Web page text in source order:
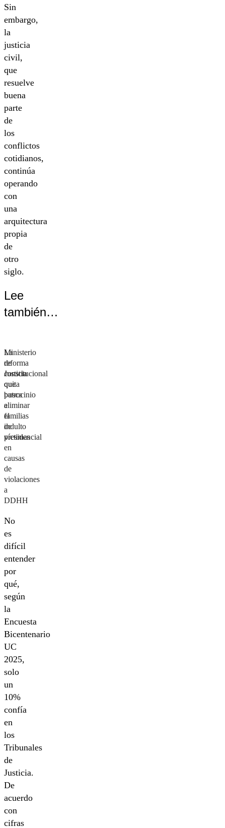
Sin
embargo,
la
justicia
civil,
que
resuelve
buena
parte
de
los
conflictos
cotidianos,
continúa
operando
con
una
arquitectura
propia
de
otro
siglo.
Lee
también…
Ministerio
de
Justicia
quita
patrocinio
a
familias
de
víctimas
en
causas
de
violaciones
a
DDHH
La
reforma
constitucional
que
busca
eliminar
el
indulto
presidencial
No
es
difícil
entender
por
qué,
según
la
Encuesta
Bicentenario
UC
2025,
solo
un
10%
confía
en
los
Tribunales
de
Justicia.
De
acuerdo
con
cifras